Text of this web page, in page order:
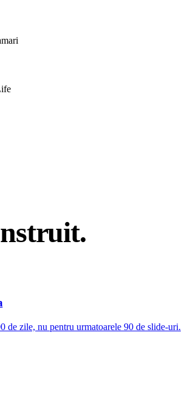
de zile, nu pentru urmatoarele 90 de slide-uri.